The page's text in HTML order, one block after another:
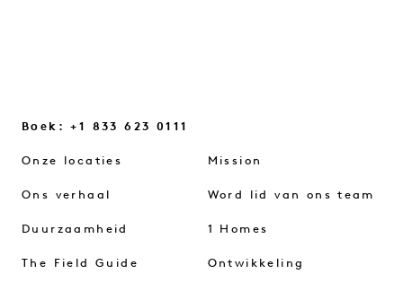
Boek: +1 833 623 0111
Onze locaties
Ons verhaal
Duurzaamheid
The Field Guide
Mission
Word lid van ons team
1 Homes
Ontwikkeling